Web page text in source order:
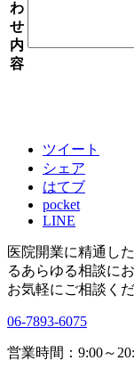
わ
せ
内
容
ツイート
シェア
はてブ
pocket
LINE
医院開業に精通し
るあらゆる相談に
お気軽にご相談くだ
06-7893-6075
営業時間：9:00～